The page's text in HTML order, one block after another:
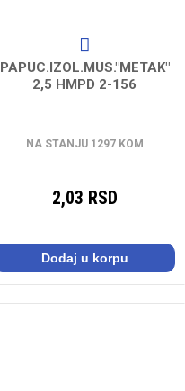
PAPUC.IZOL.MUS."METAK"
2,5 HMPD 2-156
NA STANJU 1297 KOM
2,03 RSD
Dodaj u korpu